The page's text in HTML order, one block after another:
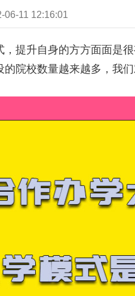
06-11 12:16:01
提升自身的方方面面是
院校数量越来越多，我